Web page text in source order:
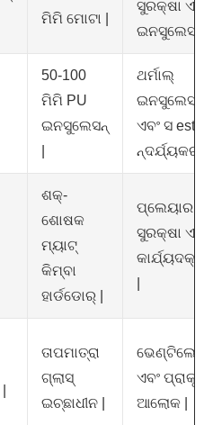
ମିମି ମୋଟା |
ସୁରକ୍ଷା ଏବଂ
ଇନସୁଲେସନ୍ |
50-100
ମିମି PU
ଇନସୁଲେସନ୍
ଥର୍ମାଲ୍
ଇନସୁଲେସନ୍
ଏବଂ ସ est
ନ୍ଦର୍ଯ୍ୟକରଣ
ଶକ୍-
ଶୋଷକ
ମ୍ୟାଟ୍
କିମ୍ବା
ହାର୍ଡଡୋର୍ |
ପ୍ଲେୟାର
ସୁରକ୍ଷା ଏବଂ
ତାପମାତ୍ରା
ଗ୍ଲାସ୍
ଇଚ୍ଛାଧୀନ |
ଭେଣ୍ଟିଲେସନ୍
ଏବଂ
ଆଲୋକ |